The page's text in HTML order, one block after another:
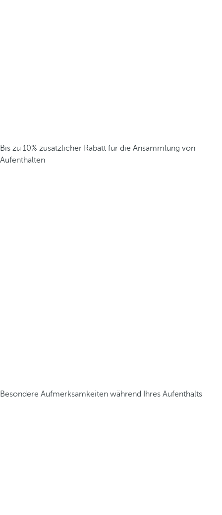
Bis zu 10% zusätzlicher Rabatt für die Ansammlung von
Aufenthalten
Besondere Aufmerksamkeiten während Ihres Aufenthalts